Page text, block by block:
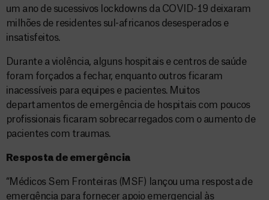
um ano de sucessivos lockdowns da COVID-19 deixaram
milhões de residentes sul-africanos desesperados e
insatisfeitos.
Durante a violência, alguns hospitais e centros de saúde
foram forçados a fechar, enquanto outros ficaram
inacessíveis para equipes e pacientes. Muitos
departamentos de emergência de hospitais com poucos
profissionais ficaram sobrecarregados com o aumento de
pacientes com traumas.
Resposta de emergência
“Médicos Sem Fronteiras (MSF) lançou uma resposta de
emergência para fornecer apoio emergencial às